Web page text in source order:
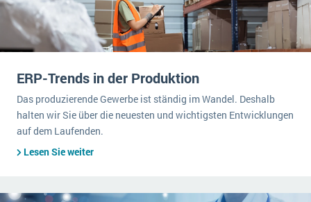
ERP-Trends in der Produktion
Das produzierende Gewerbe ist ständig im Wandel. Deshalb
halten wir Sie über die neuesten und wichtigsten Entwicklungen
auf dem Laufenden.
Lesen Sie weiter